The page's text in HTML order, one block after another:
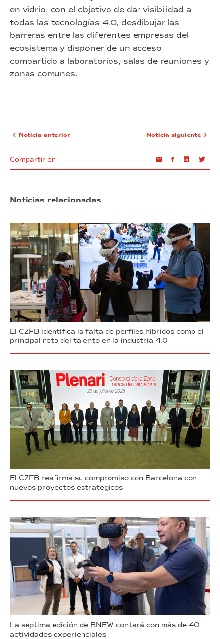
en vidrio, con el objetivo de dar visibilidad a
todas las tecnologías 4.0, desdibujar las
barreras entre las diferentes empresas del
ecosistema y disponer de un acceso
compartido a laboratorios, salas de reuniones y
zonas comunes.
Noticia anterior
Compartir en EmailFacebookLinkedin
Noticia siguiente
Noticias relacionadas
El CZFB identifica la falta de perfiles híbridos como el
principal reto del talento en la industria 4.0
El CZFB reafirma su compromiso con Barcelona con
nuevos proyectos estratégicos
La séptima edición de BNEW contará con más de 40
actividades experienciales